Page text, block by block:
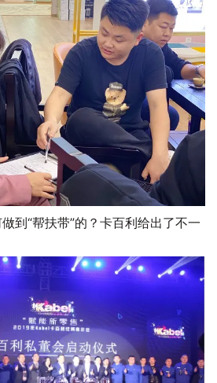
到“帮扶带”的？卡百利给出了不一